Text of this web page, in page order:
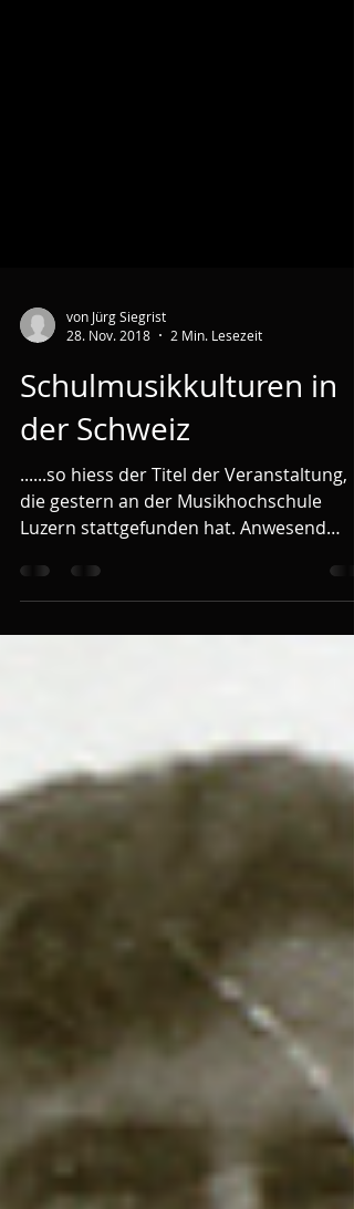
28. Nov. 2018
2 Min. Lesezeit
Schulmusikkulturen in
der Schweiz
......so hiess der Titel der Veranstaltung,
Luzern stattgefunden hat. Anwesend
waren neben einzelnen...